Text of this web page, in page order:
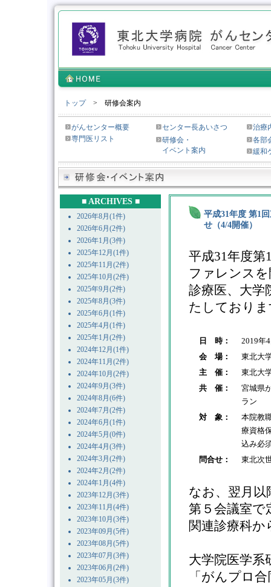
トップ> 研修会案内
がんセンター概要 センター長あいさつ
治療
専門医リスト
研修会・
イベント案内
各部
緩和
■ ARCHIVES ■
2026年8月(1件)
2026年6月(2件)
2026年1月(3件)
2025年12月(1件)
2025年11月(2件)
2025年10月(2件)
2025年9月(2件)
2025年8月(3件)
2025年6月(1件)
2025年4月(1件)
2025年1月(2件)
2024年12月(1件)
2024年11月(2件)
2024年10月(2件)
2024年9月(3件)
2024年8月(6件)
2024年7月(2件)
2024年6月(1件)
2024年5月(0件)
2024年4月(3件)
2024年3月(2件)
2024年2月(2件)
2024年1月(4件)
2023年12月(3件)
2023年11月(4件)
2023年10月(3件)
2023年09月(5件)
2023年08月(5件)
2023年07月(3件)
2023年06月(2件)
2023年05月(3件)
平成31年度 第1
せ（4/4開催）
平成31年度
ファレンス
診療医、大学
たしており
日 時：
2019年
会 場：
東北大
主 催：
東北大
共 催：
宮城県
ラン
対 象：
本院教
療資格
込み必
問合せ：
東北次
なお、翌月以
第５会議室で
関連診療科
大学院医学系
「がんプロ